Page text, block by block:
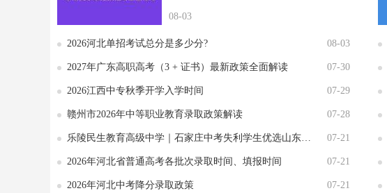
08-03
2026河北单招考试总分是多少分? 08-03
2027年广东高职高考（3 + 证书）最新政策全面解读 07-30
2026江西中专秋季开学入学时间 07-29
赣州市2026年中等职业教育录取政策解读 07-28
乐陵民生教育高级中学｜石家庄中考失利学生优选山东综合高中 07-21
2026年河北省普通高考各批次录取时间、填报时间 07-21
2026年河北中考降分录取政策 07-21